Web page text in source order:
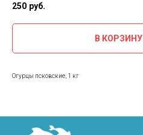
250 руб.
В КОРЗИНУ
Огурцы псковские, 1 кг